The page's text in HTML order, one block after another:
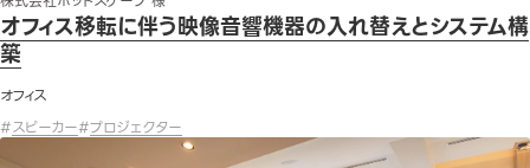
オフィス移転に伴う映像音響機器の入れ替えとシステム構
築
オフィス
#スピーカー#プロジェクター
在外公館内会議室の映像音響システム工事